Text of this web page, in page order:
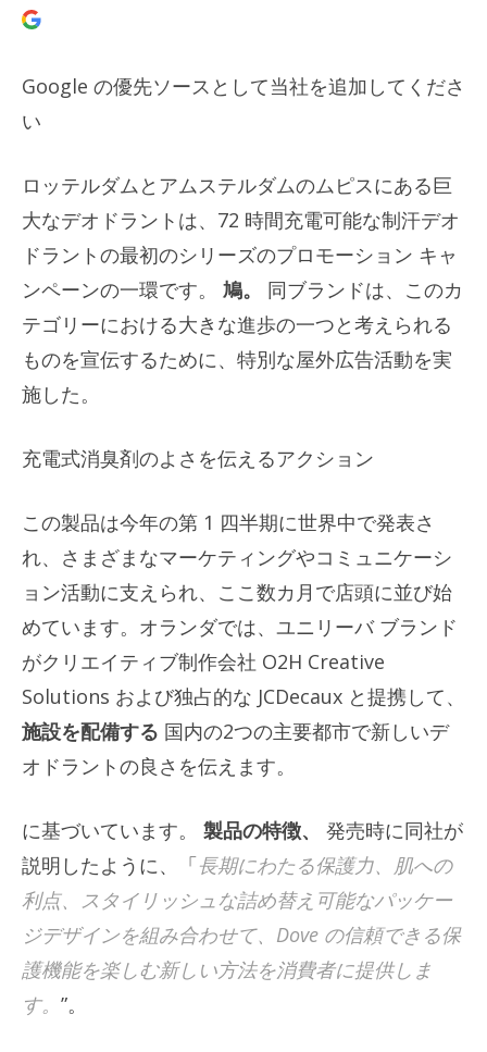
Google の優先ソースとして当社を追加してくださ
い
ロッテルダムとアムステルダムのムピスにある巨
大なデオドラントは、72 時間充電可能な制汗デオ
ドラントの最初のシリーズのプロモーション キャ
ンペーンの一環です。
鳩。
同ブランドは、このカ
テゴリーにおける大きな進歩の一つと考えられる
ものを宣伝するために、特別な屋外広告活動を実
施した。
充電式消臭剤のよさを伝えるアクション
この製品は今年の第 1 四半期に世界中で発表さ
れ、さまざまなマーケティングやコミュニケーシ
ョン活動に支えられ、ここ数カ月で店頭に並び始
めています。オランダでは、ユニリーバ ブランド
がクリエイティブ制作会社 O2H Creative
Solutions および独占的な JCDecaux と提携して、
施設を配備する 国内の2つの主要都市で新しいデ
オドラントの良さを伝えます。
に基づいています。 製品の特徴、
発売時に同社が
説明したように、「長期にわたる保護力、肌への
利点、スタイリッシュな詰め替え可能なパッケー
ジデザインを組み合わせて、Dove の信頼できる保
護機能を楽しむ新しい方法を消費者に提供しま
す。 ”。